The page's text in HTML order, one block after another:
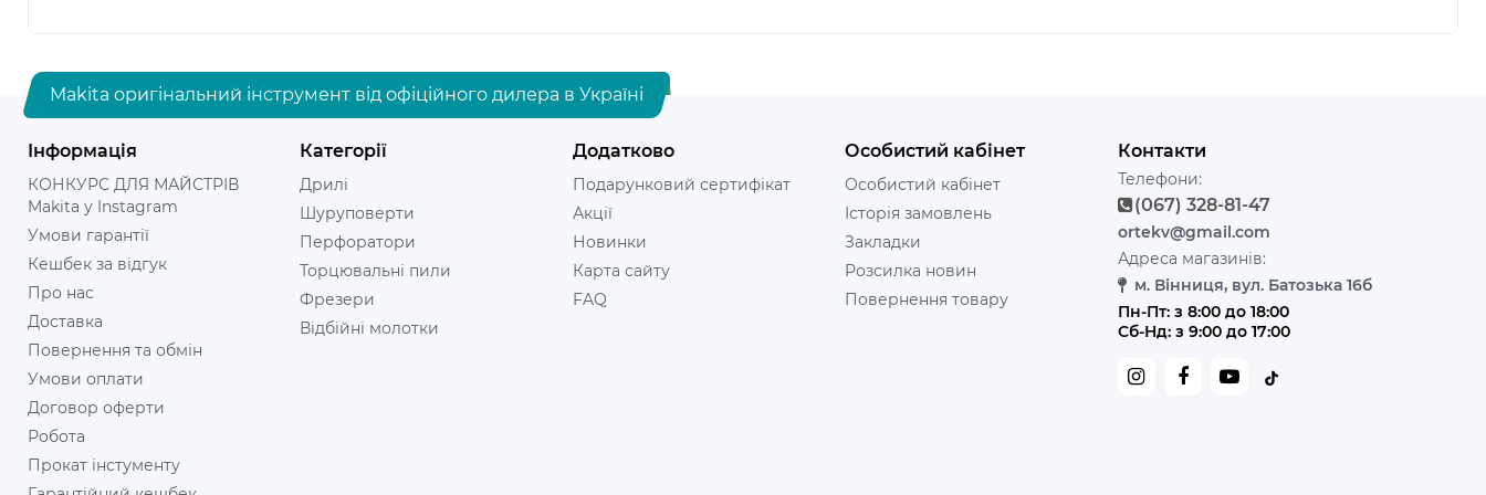
Makita оригінальний інструмент від офіційного дилера в Україні
Інформація
КОНКУРС ДЛЯ МАЙСТРІВ
Makita у Instagram
Умови гарантії
Кешбек за відгук
Про нас
Доставка
Повернення та обмін
Умови оплати
Договор оферти
Робота
Прокат інстументу
Категорії
Дрилі
Шуруповерти
Перфоратори
Торцювальні пили
Фрезери
Відбійні молотки
Додатково
Подарунковий сертифікат
Акції
Новинки
Карта сайту
FAQ
Особистий кабінет
Особистий кабінет
Історія замовлень
Закладки
Розсилка новин
Повернення товару
Контакти
Телефони:
(067) 328-81-47
ortekv@gmail.com
Адреса магазинів:
м. Вінниця, вул. Батозька 16б
Пн-Пт: з 8:00 до 18:00
Сб-Нд: з 9:00 до 17:00